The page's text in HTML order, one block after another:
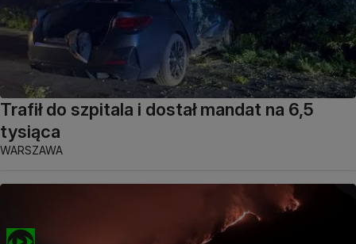
Trafił do szpitala i dostał mandat na 6,5
tysiąca
WARSZAWA